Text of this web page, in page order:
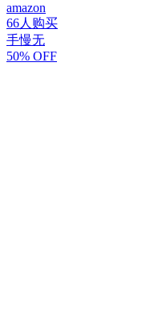
amazon
66人购买
手慢无
50% OFF